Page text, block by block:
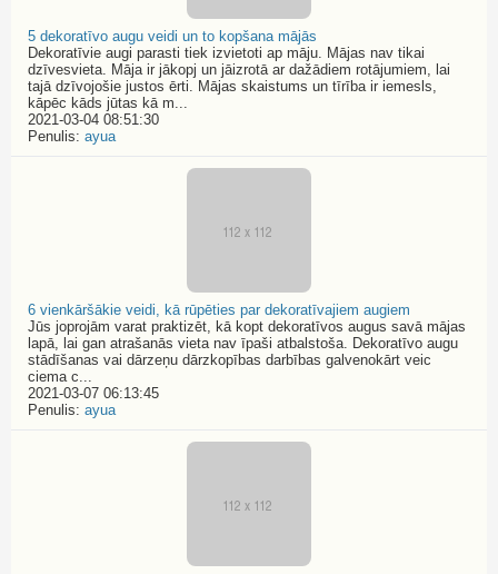
5 dekoratīvo augu veidi un to kopšana mājās
Dekoratīvie augi parasti tiek izvietoti ap māju. Mājas nav tikai
dzīvesvieta. Māja ir jākopj un jāizrotā ar dažādiem rotājumiem, lai
tajā dzīvojošie justos ērti. Mājas skaistums un tīrība ir iemesls,
kāpēc kāds jūtas kā m...
2021-03-04 08:51:30
Penulis: ayua
6 vienkāršākie veidi, kā rūpēties par dekoratīvajiem augiem
Jūs joprojām varat praktizēt, kā kopt dekoratīvos augus savā mājas
lapā, lai gan atrašanās vieta nav īpaši atbalstoša. Dekoratīvo augu
stādīšanas vai dārzeņu dārzkopības darbības galvenokārt veic
ciema c...
2021-03-07 06:13:45
Penulis: ayua